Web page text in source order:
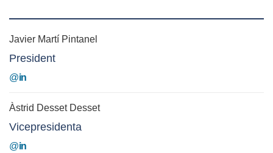
Javier Martí Pintanel
President
@in
Àstrid Desset Desset
Vicepresidenta
@in